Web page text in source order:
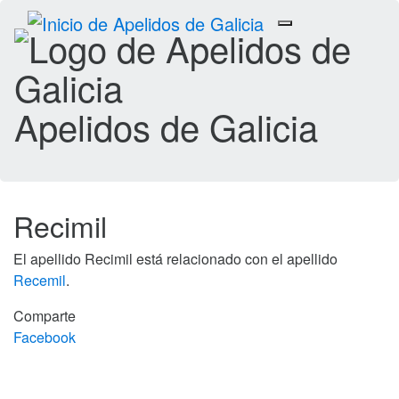
Toggle
navigation
Apelidos de Galicia
Recimil
El apellido Recimil está relacionado con el apellido
Recemil.
Comparte
Facebook